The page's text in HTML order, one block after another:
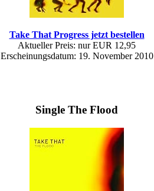
Take That Progress jetzt bestellen
Aktueller Preis: nur EUR 12,95
Erscheinungsdatum: 19. November 2010
Single The Flood